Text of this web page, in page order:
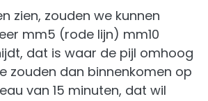
zien, zouden we kunnen
mm5 (rode lijn) mm10
dat is waar de pijl omhoog
zouden dan binnenkomen op
van 15 minuten, dat wil